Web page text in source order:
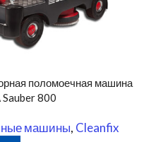
поломоечная машина
800
машины, Cleanfix